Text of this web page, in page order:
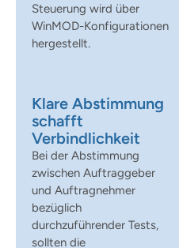
Steuerung wird über
WinMOD-Konfigurationen
hergestellt.
Klare Abstimmung
schafft
Verbindlichkeit
Bei der Abstimmung
zwischen Auftraggeber
und Auftragnehmer
bezüglich
durchzuführender Tests,
sollten die